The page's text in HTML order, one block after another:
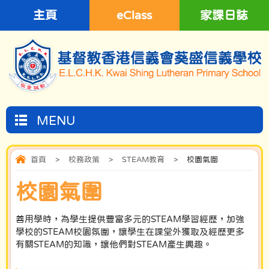
主頁 eClass 家課日誌
MENU
首頁 > 校務政策 > STEAM教育 > 校園氣圍
校園氣圍
善用學時，為學生提供豐富多元的STEAM學習經歷，加強
學校的STEAM校園氛圍，讓學生在課堂外獲取及經歷更多
有關STEAM的知識，讓他們對STEAM產生興趣。